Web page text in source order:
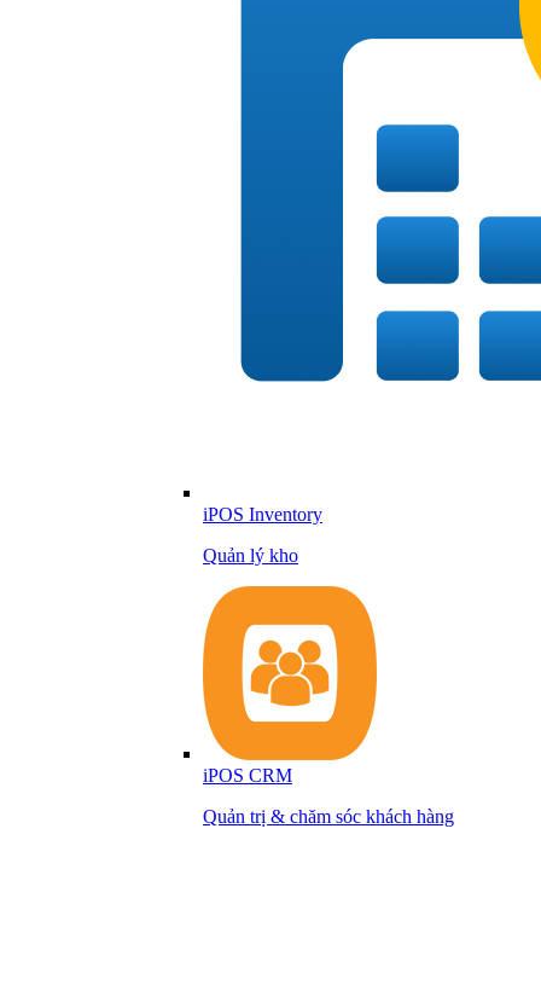
iPOS Inventory
Quản lý kho
iPOS CRM
Quản trị & chăm sóc khách hàng